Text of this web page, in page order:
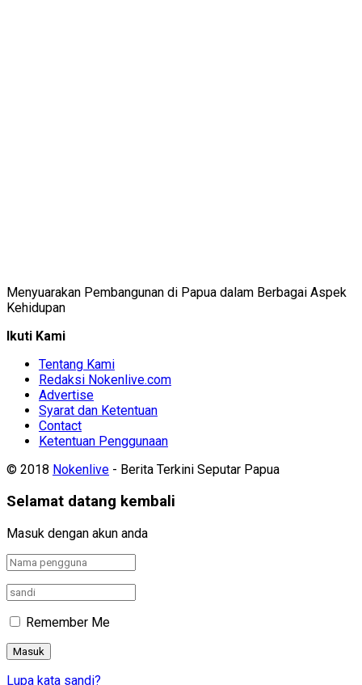
Menyuarakan Pembangunan di Papua dalam Berbagai Aspek
Kehidupan
Ikuti Kami
Tentang Kami
Redaksi Nokenlive.com
Advertise
Syarat dan Ketentuan
Contact
Ketentuan Penggunaan
© 2018 Nokenlive - Berita Terkini Seputar Papua
Selamat datang kembali
Masuk dengan akun anda
Remember Me
Lupa kata sandi?